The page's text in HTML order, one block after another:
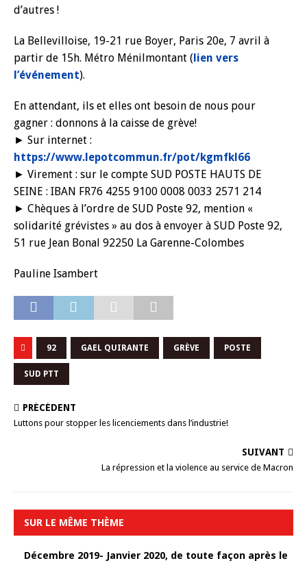
d’autres !
La Bellevilloise, 19-21 rue Boyer, Paris 20e, 7 avril à
partir de 15h. Métro Ménilmontant (lien vers
l’événement).
En attendant, ils et elles ont besoin de nous pour
gagner : donnons à la caisse de grève!
► Sur internet :
https://www.lepotcommun.fr/pot/kgmfkl66
► Virement : sur le compte SUD POSTE HAUTS DE
SEINE : IBAN FR76 4255 9100 0008 0033 2571 214
► Chèques à l’ordre de SUD Poste 92, mention «
solidarité grévistes » au dos à envoyer à SUD Poste 92,
51 rue Jean Bonal 92250 La Garenne-Colombes
Pauline Isambert
92 GAEL QUIRANTE GRÈVE POSTE
SUD PTT
PRÉCÉDENT
Luttons pour stopper les licenciements dans l’industrie!
SUIVANT
La répression et la violence au service de Macron
SUR LE MÊME THÈME
Décembre 2019- Janvier 2020, de toute façon après le